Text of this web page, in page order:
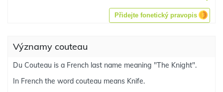
Přidejte fonetický pravopis
Významy couteau
Du Couteau is a French last name meaning "The Knight".
In French the word couteau means Knife.